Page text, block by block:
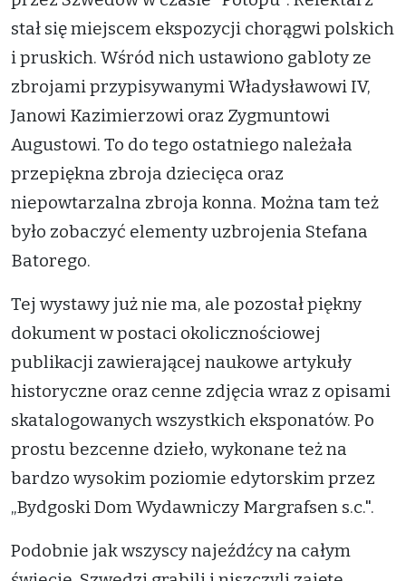
stał się miejscem ekspozycji chorągwi polskich
i pruskich. Wśród nich ustawiono gabloty ze
zbrojami przypisywanymi Władysławowi IV,
Janowi Kazimierzowi oraz Zygmuntowi
Augustowi. To do tego ostatniego należała
przepiękna zbroja dziecięca oraz
niepowtarzalna zbroja konna. Można tam też
było zobaczyć elementy uzbrojenia Stefana
Batorego.
Tej wystawy już nie ma, ale pozostał piękny
dokument w postaci okolicznościowej
publikacji zawierającej naukowe artykuły
historyczne oraz cenne zdjęcia wraz z opisami
skatalogowanych wszystkich eksponatów. Po
prostu bezcenne dzieło, wykonane też na
bardzo wysokim poziomie edytorskim przez
„Bydgoski Dom Wydawniczy Margrafsen s.c.".
Podobnie jak wszyscy najeźdźcy na całym